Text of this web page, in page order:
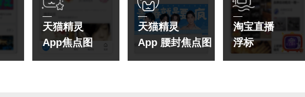
天猫精灵
App焦点图
天猫精灵
App 腰封焦点图
淘宝直播
浮标